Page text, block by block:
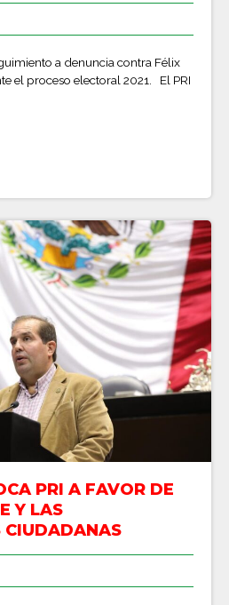
a denuncia contra Félix
el proceso electoral 2021. El PRI
PRI A FAVOR DE
Y LAS
CIUDADANAS